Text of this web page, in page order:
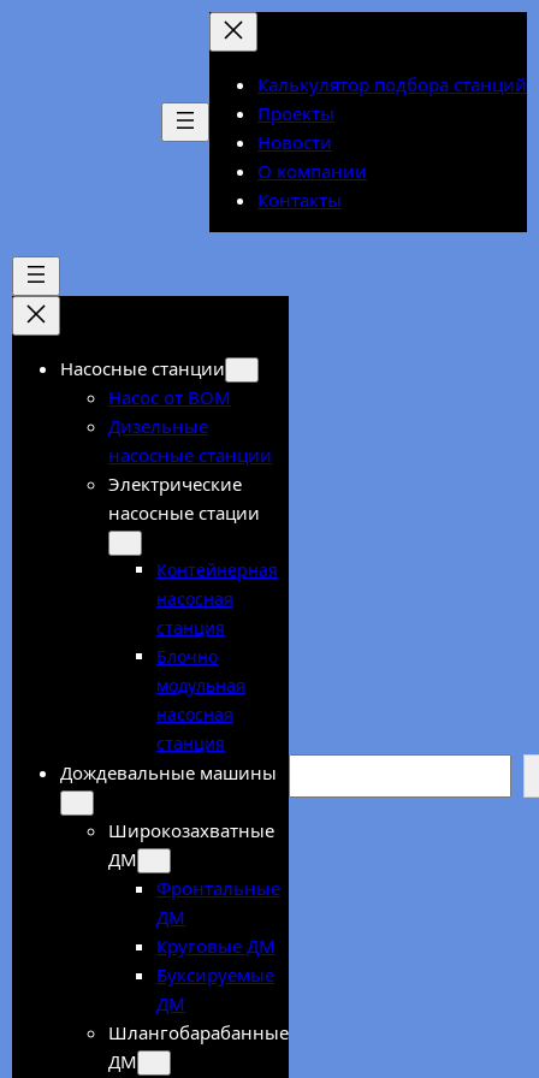
Калькулятор подбора станций
Проекты
Новости
О компании
Контакты
Насосные станции
Насос от ВОМ
Дизельные
насосные станции
Электрические
насосные стации
Контейнерная
насосная
станция
Блочно
модульная
насосная
станция
Дождевальные машины
Широкозахватные
ДМ
Фронтальные
ДМ
Круговые ДМ
Буксируемые
ДМ
Шлангобарабанные
ДМ